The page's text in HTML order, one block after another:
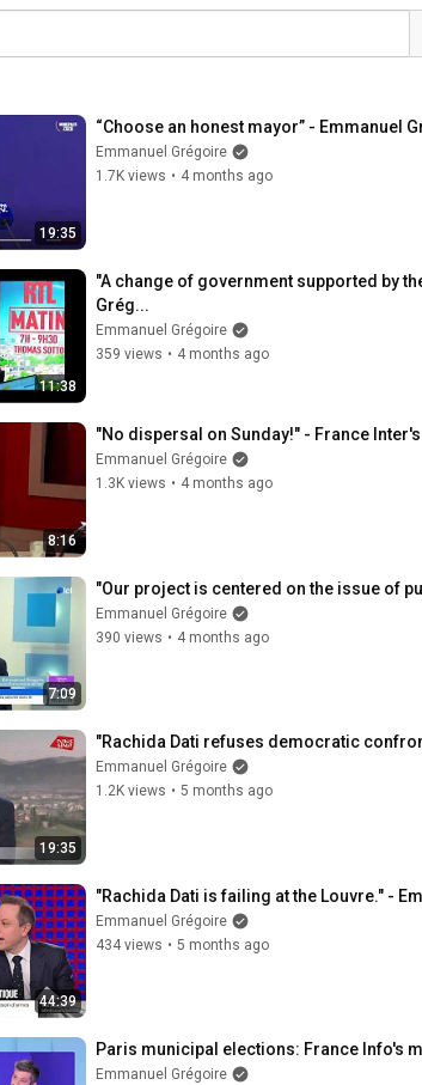
19:35
“Choose an honest mayor” - Emmanuel
Emmanuel Grégoire
1.7K views • 4 months ago
11:38
"A change of government supported by
Grég...
Emmanuel Grégoire
359 views • 4 months ago
8:16
"No dispersal on Sunday!" - France
Emmanuel Grégoire
1.3K views • 4 months ago
7:09
"Our project is centered on the issue of
Emmanuel Grégoire
390 views • 4 months ago
19:35
"Rachida Dati refuses democratic
Emmanuel Grégoire
1.2K views • 5 months ago
44:39
"Rachida Dati is failing at the Louvre." -
Emmanuel Grégoire
434 views • 5 months ago
Paris municipal elections: France Info's
Emmanuel Grégoire